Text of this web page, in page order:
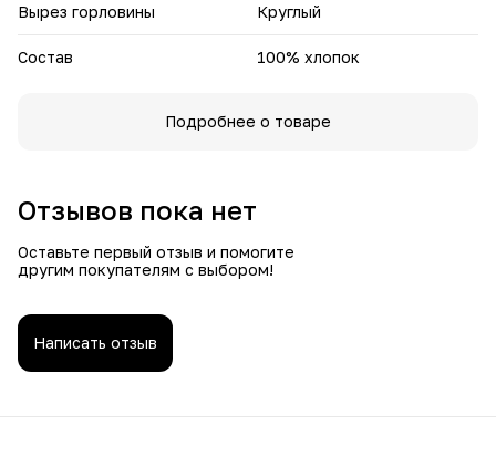
Вырез горловины Круглый
Состав 100% хлопок
Подробнее о товаре
Отзывов пока нет
Оставьте первый отзыв и помогите
другим покупателям с выбором!
Написать отзыв